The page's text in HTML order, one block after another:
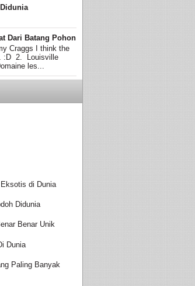
Dari Batang Pohon
Craggs I think the
:D 2. Louisville
les...
di Dunia
Didunia
Benar Unik
Dunia
Paling Banyak